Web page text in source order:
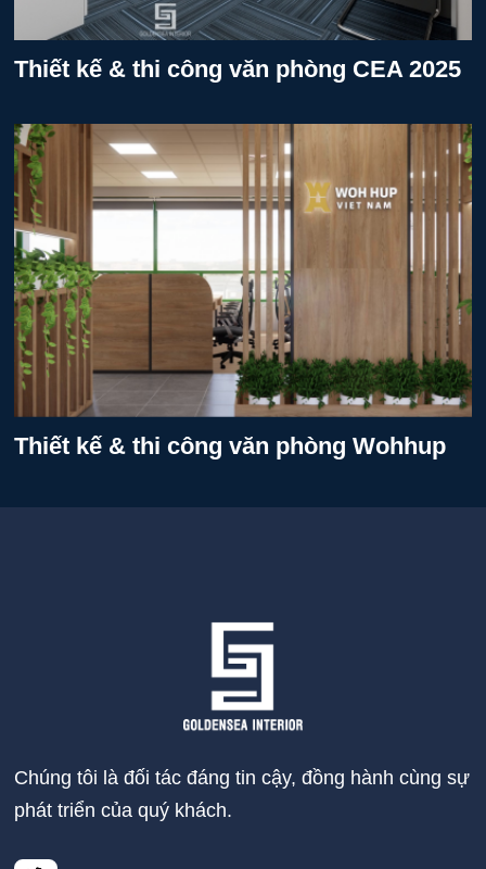
Thiết kế & thi công văn phòng CEA 2025
Thiết kế & thi công văn phòng Wohhup
Chúng tôi là đối tác đáng tin cậy, đồng hành cùng sự
phát triển của quý khách.